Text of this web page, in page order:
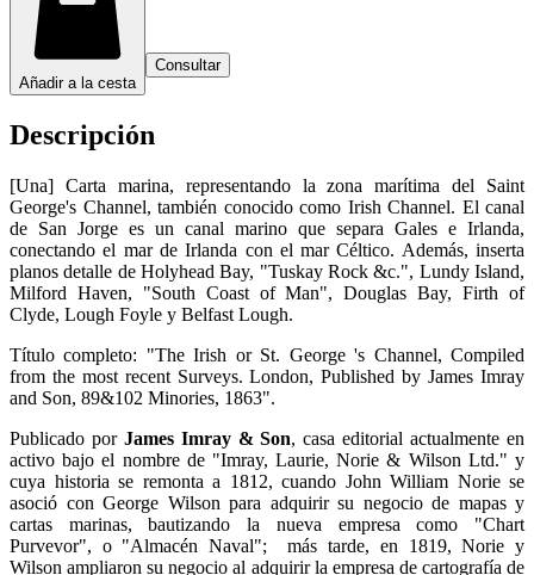
Añadir a la cesta
Consultar
Descripción
[Una] Carta marina, representando la zona marítima del Saint
George's Channel, también conocido como Irish Channel. El canal
de San Jorge es un canal marino que separa Gales e Irlanda,
conectando el mar de Irlanda con el mar Céltico. Además, inserta
planos detalle de Holyhead Bay, "Tuskay Rock &c.", Lundy Island,
Milford Haven, "South Coast of Man", Douglas Bay, Firth of
Clyde, Lough Foyle y Belfast Lough.
Título completo: "The Irish or St. George 's Channel, Compiled
from the most recent Surveys. London, Published by James Imray
and Son, 89&102 Minories, 1863".
Publicado por James Imray & Son, casa editorial actualmente en
activo bajo el nombre de "Imray, Laurie, Norie & Wilson Ltd." y
cuya historia se remonta a 1812, cuando John William Norie se
asoció con George Wilson para adquirir su negocio de mapas y
cartas marinas, bautizando la nueva empresa como "Chart
Purvevor", o "Almacén Naval"; más tarde, en 1819, Norie y
Wilson ampliaron su negocio al adquirir la empresa de cartografía de